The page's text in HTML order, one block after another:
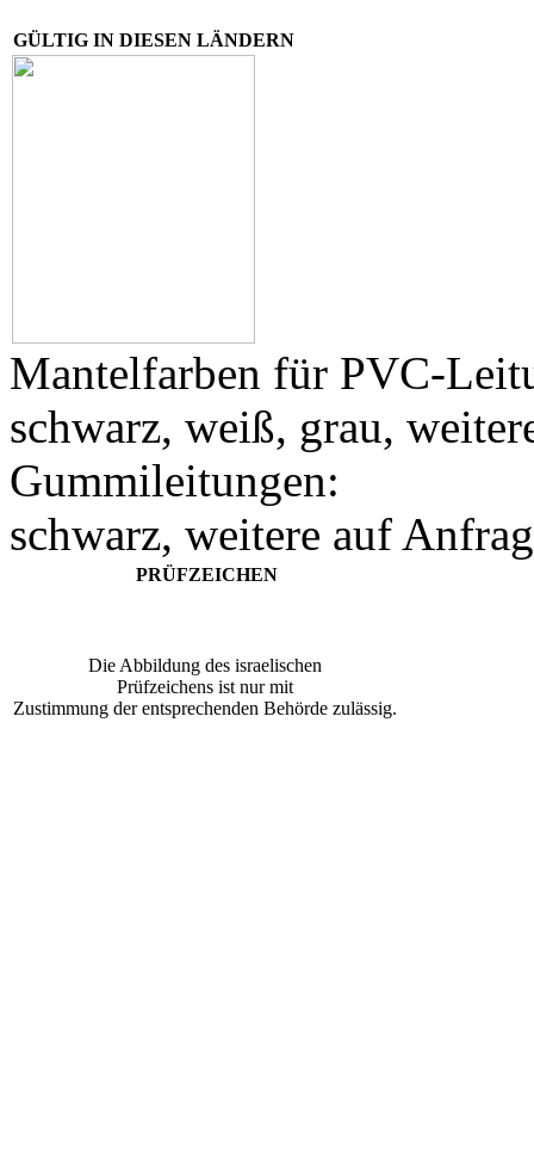
GÜLTIG IN DIESEN LÄNDERN
Mantelfarben für PVC-
schwarz, weiß, grau,
Gummileitungen:
schwarz, weitere auf
PRÜFZEICHEN
Die Abbildung des israelischen
Prüfzeichens ist nur mit
Zustimmung der entsprechenden Behörde zulässig.